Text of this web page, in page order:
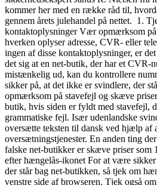
kommer her med en række råd til,
gennem årets julehandel på nettet. 1.
kontaktoplysninger Vær opmærksom
hverken oplyser adresse, CVR- eller
ingen af disse kontaktoplysninger, er
det sig at en net-butik, der har et CVR-
mistænkelig ud, kan du kontrollere
sikker på, at det ikke er svindlere, der
opmærksom på stavefejl og skæve
butik, hvis siden er fyldt med stavefejl,
grammatiske fejl. Især udenlandske
oversætte teksten til dansk ved hjælp af
oversætningstjenester. En anden ting
falske net-butikker er skæve priser
efter hængelås-ikonet For at være
der står bag net-butikken, så tjek om
venstre side af browseren. Tjek også